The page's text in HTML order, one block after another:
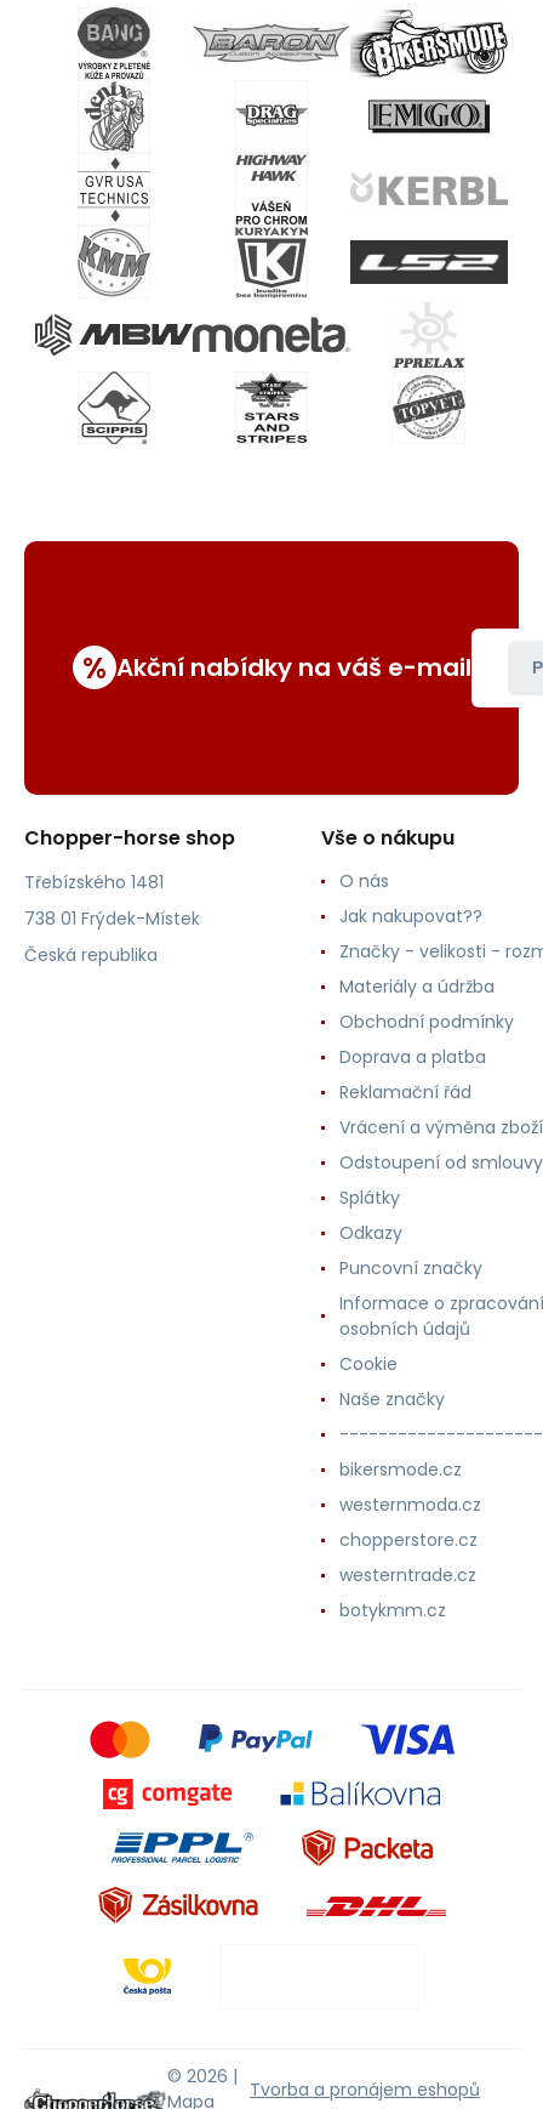
% Akční nabídky na váš e-mail
Chopper-horse shop
Třebízského 1481
738 01 Frýdek-Místek
Česká republika
Vše o nákupu
O nás
Jak nakupovat??
Značky - velikosti -
Materiály a údržba
Obchodní podmínky
Doprava a platba
Reklamační řád
Vrácení a výměna zboží
Odstoupení od smlouvy
Splátky
Odkazy
Puncovní značky
Informace o zpracování
osobních údajů
Cookie
Naše značky
bikersmode.cz
westernmoda.cz
chopperstore.cz
westerntrade.cz
botykmm.cz
© 2026 |
Mapa
Tvorba a pronájem eshopů